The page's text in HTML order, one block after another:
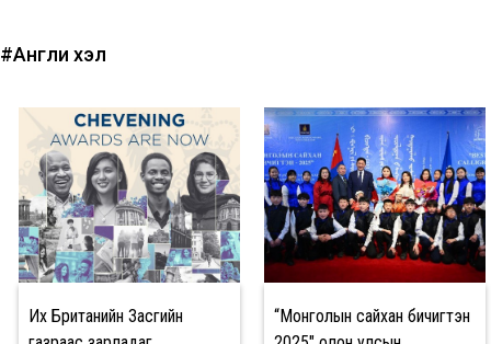
#Англи хэл
Их Британийн Засгийн
“Монголын сайхан бичигтэн